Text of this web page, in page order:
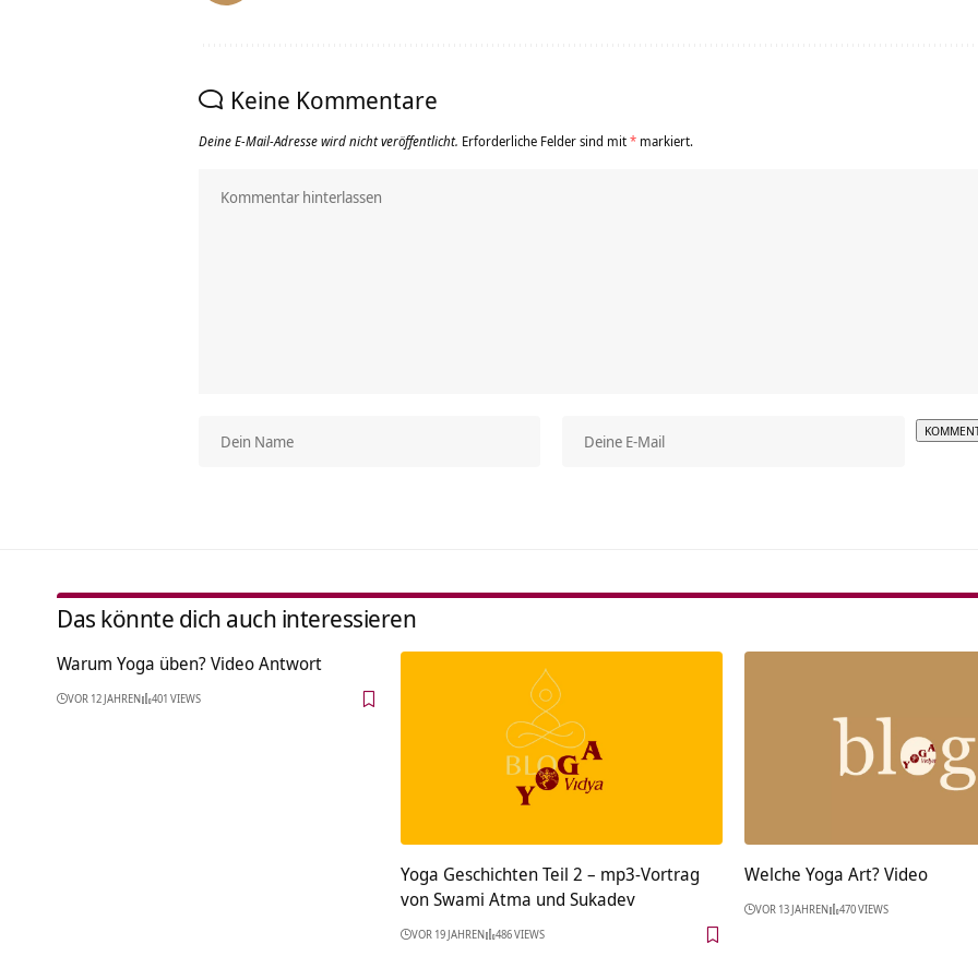
Keine Kommentare
Deine E-Mail-Adresse wird nicht veröffentlicht. Erforderliche Felder sind mit* markiert.
Das könnte dich auch interessieren
Warum Yoga üben? Video Antwort
VOR 12 JAHREN 401 VIEWS
Yoga Geschichten Teil 2 – mp3-Vortrag
von Swami Atma und Sukadev
VOR 19 JAHREN 486 VIEWS
Welche Yoga Art? Video
VOR 13 JAHREN 470 VIEWS